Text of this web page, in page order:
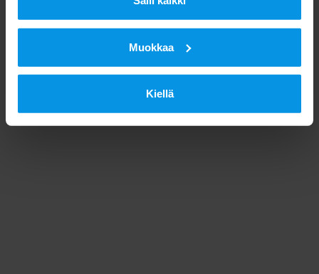
Muokkaa
Kiellä
Digita/Viestintä